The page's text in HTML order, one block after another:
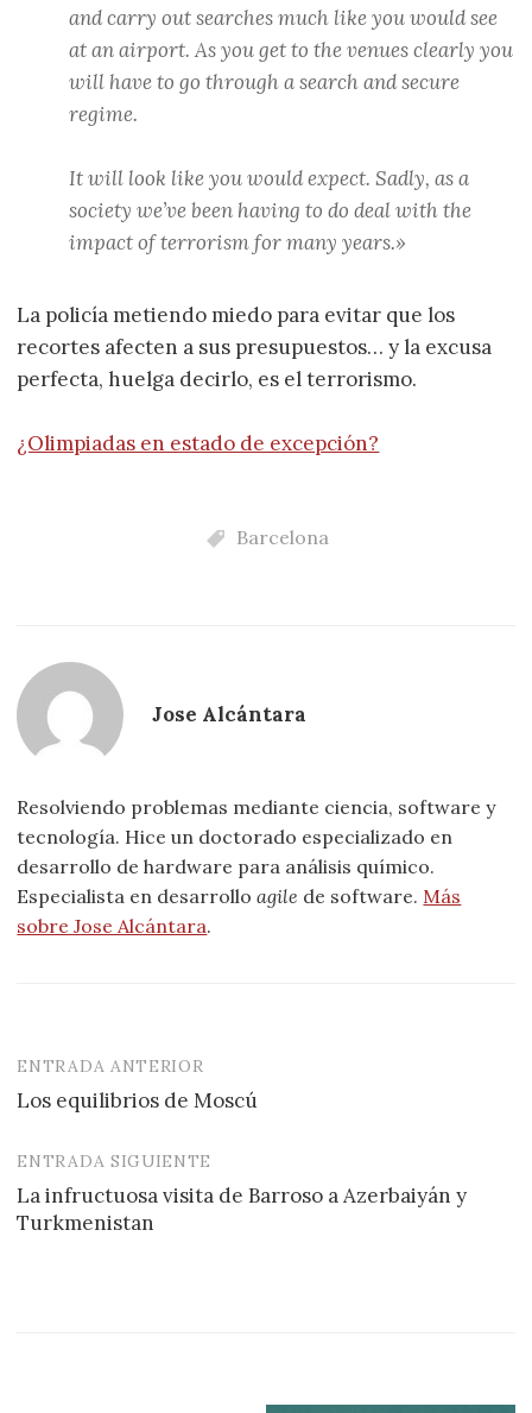
and carry out searches much like you would see
at an airport. As you get to the venues clearly you
will have to go through a search and secure
regime.
It will look like you would expect. Sadly, as a
society we’ve been having to do deal with the
impact of terrorism for many years.»
La policía metiendo miedo para evitar que los
recortes afecten a sus presupuestos… y la excusa
perfecta, huelga decirlo, es el terrorismo.
¿Olimpiadas en estado de excepción?
Barcelona
Jose Alcántara
Resolviendo problemas mediante ciencia, software y
tecnología. Hice un doctorado especializado en
desarrollo de hardware para análisis químico.
Especialista en desarrolloagile de software. Más
sobre Jose Alcántara.
Navegación
de
entradas
ENTRADA ANTERIOR
Los equilibrios de Moscú
ENTRADA SIGUIENTE
La infructuosa visita de Barroso a Azerbaiyán y
Turkmenistan